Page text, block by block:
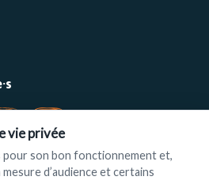
vie privée
pour son bon fonctionnement et,
d’audience et certains